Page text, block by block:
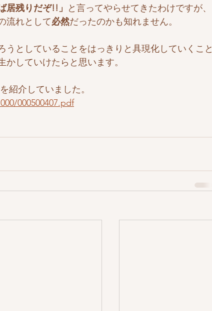
居残りだぞ!!」 と言ってやらせてきたわけですが、
流れとして必然だったのかも知れません。
うとしていることをはっきりと具現化していくこと
かしていけたらと思います。
紹介していました。
000500407.pdf